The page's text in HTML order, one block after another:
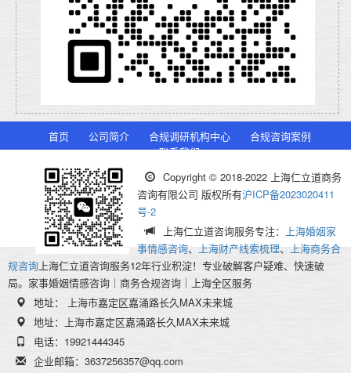
首页 公司简介 合规调研机构中心
合规咨询案例
联系我们
Copyright © 2018-2022 上海仁立道商务
咨询有限公司 版权所有沪ICP备2023020411
号-2
上海仁立道咨询服务专注：
上海婚姻家
事情感咨询、 上海财产线索梳理、
上海商务合
规咨询 上海仁立道咨询服务12年行业积淀！专业破解客户疑难、快速破
局。家事婚姻情感咨询｜商务合规咨询｜上海全区服务
地址： 上海市嘉定区嘉涌路长久MAX未来城
地址：上海市嘉定区嘉涌路长久MAX未来城
电话：19921444345
企业邮箱：3637256357@qq.com